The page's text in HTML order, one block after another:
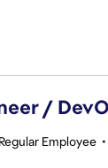
/
Regular Employee •